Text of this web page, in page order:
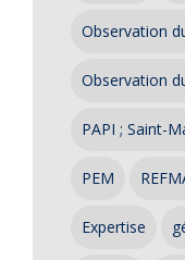
Observation
Observation
PAPI ; Saint-
PEM
Expertise